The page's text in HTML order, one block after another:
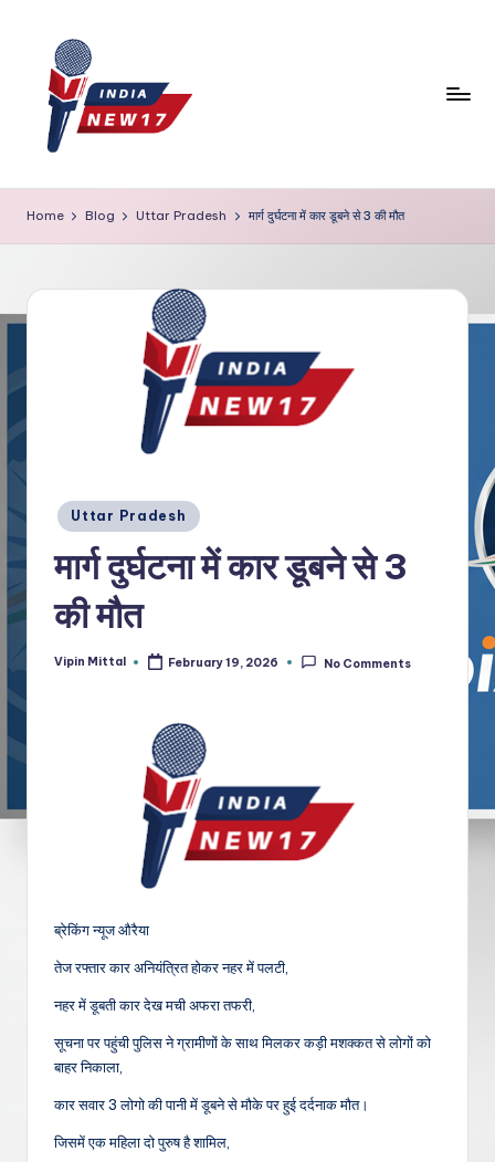
content
Home Blog Uttar Pradesh मार्ग दुर्घटना में कार डूबने से 3 की मौत
Posted
in
Uttar Pradesh
मार्ग दुर्घटना में कार डूबने से 3
की मौत
Posted
Vipin Mittal February 19, 2026 No Comments
ब्रेकिंग न्यूज औरैया
तेज रफ्तार कार अनियंत्रित होकर नहर में पलटी,
नहर में डूबती कार देख मची अफरा तफरी,
सूचना पर पहुंची पुलिस ने ग्रामीणों के साथ मिलकर कड़ी मशक्कत से लोगों को
बाहर निकाला,
कार सवार 3 लोगो की पानी में डूबने से मौके पर हुई दर्दनाक मौत।
जिसमें एक महिला दो पुरुष है शामिल,